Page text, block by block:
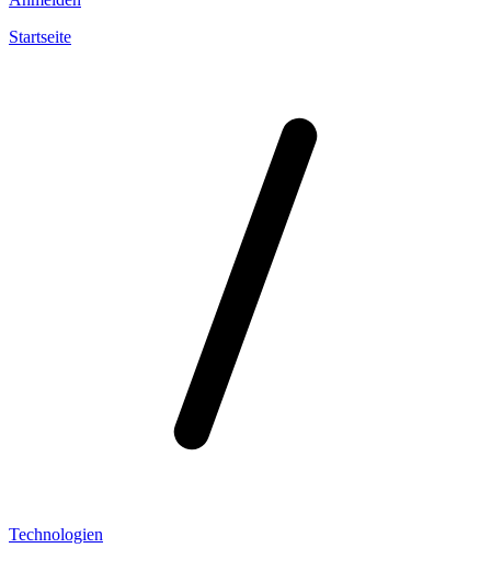
Startseite
Technologien